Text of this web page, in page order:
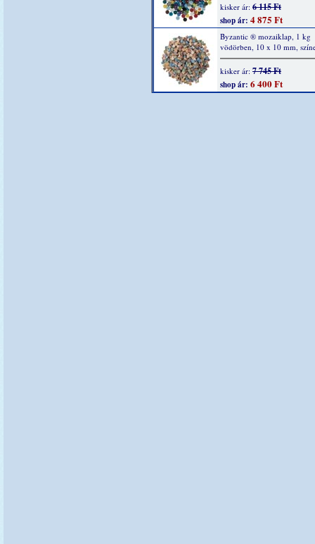
kisker ár: 6 115 Ft
shop ár: 4 875 Ft
Byzantic ® mozaiklap, 1 kg
vödörben, 10 x 10 mm,
kisker ár: 7 745 Ft
shop ár: 6 400 Ft